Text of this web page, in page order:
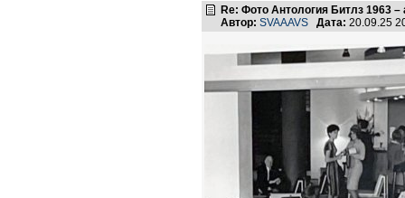
Re: Фото Антология Битлз 1963 –
Автор: SVAAAVS Дата: 20.09.25